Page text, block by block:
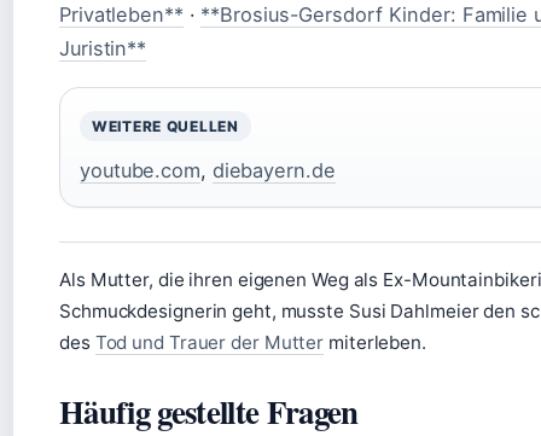
Privatleben** · **Brosius-Gersdorf Kinder: Familie
Juristin**
WEITERE QUELLEN
youtube.com, diebayern.de
Als Mutter, die ihren eigenen Weg als Ex-
Schmuckdesignerin geht, musste Susi Dahlmeier den
des Tod und Trauer der Mutter miterleben.
Häufig gestellte Fragen